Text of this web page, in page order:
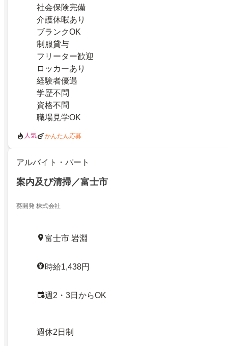
社会保険完備
介護休暇あり
ブランクOK
制服貸与
フリーター歓迎
ロッカーあり
経験者優遇
学歴不問
資格不問
職場見学OK
人気 かんたん応募
アルバイト・パート
案内及び清掃／富士市
葵開発 株式会社
富士市 岩淵
時給1,438円
週2・3日からOK
週休2日制